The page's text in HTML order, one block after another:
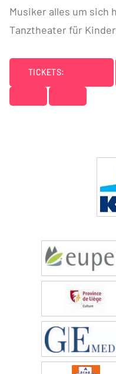
Musiker alles um sich
Tanztheater für
TICKETS: